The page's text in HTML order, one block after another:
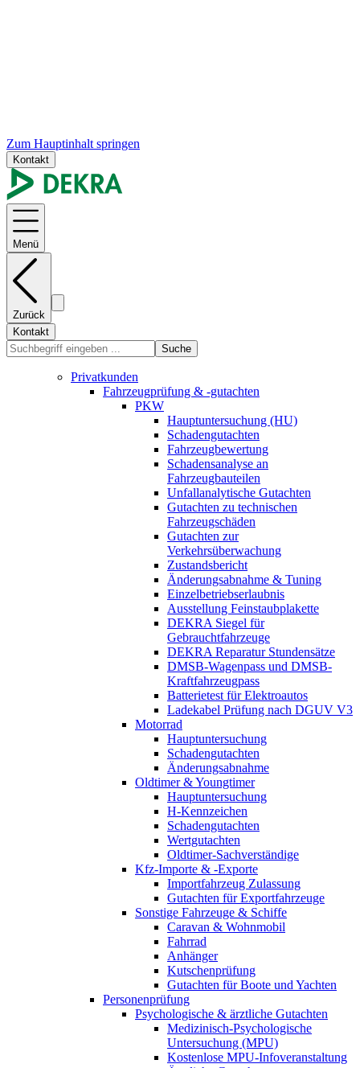
Zum Hauptinhalt springen
Kontakt
Menü
Zurück
Kontakt
Suche
Privatkunden
Fahrzeugprüfung & -gutachten
PKW
Hauptuntersuchung (HU)
Schadengutachten
Fahrzeugbewertung
Schadensanalyse an
Fahrzeugbauteilen
Unfallanalytische Gutachten
Gutachten zu technischen
Fahrzeugschäden
Gutachten zur
Verkehrsüberwachung
Zustandsbericht
Änderungsabnahme & Tuning
Einzelbetriebserlaubnis
Ausstellung Feinstaubplakette
DEKRA Siegel für
Gebrauchtfahrzeuge
DEKRA Reparatur Stundensätze
DMSB-Wagenpass und DMSB-
Kraftfahrzeugpass
Batterietest für Elektroautos
Ladekabel Prüfung nach DGUV V3
Motorrad
Hauptuntersuchung
Schadengutachten
Änderungsabnahme
Oldtimer & Youngtimer
Hauptuntersuchung
H-Kennzeichen
Schadengutachten
Wertgutachten
Oldtimer-Sachverständige
Kfz-Importe & -Exporte
Importfahrzeug Zulassung
Gutachten für Exportfahrzeuge
Sonstige Fahrzeuge & Schiffe
Caravan & Wohnmobil
Fahrrad
Anhänger
Kutschenprüfung
Gutachten für Boote und Yachten
Personenprüfung
Psychologische & ärztliche Gutachten
Medizinisch-Psychologische
Untersuchung (MPU)
Kostenlose MPU-Infoveranstaltung